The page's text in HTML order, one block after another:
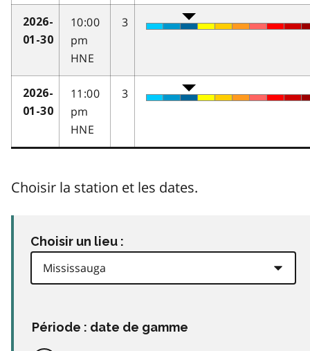
2026-
01-30
10:00
pm
HNE
3
2026-
01-30
11:00
pm
HNE
3
Choisir la station et les dates.
Choisir un lieu :
Période : date de gamme